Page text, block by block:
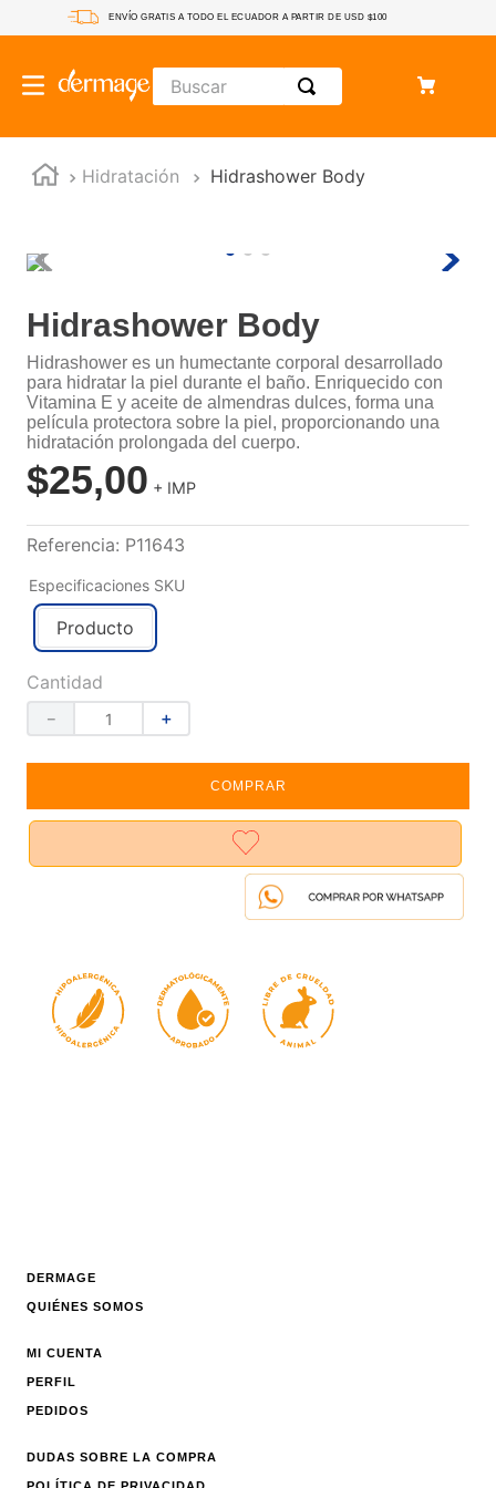
ENVÍO GRATIS A TODO EL ECUADOR A PARTIR DE USD $100
Buscar
Hidratación Hidrashower Body
Hidrashower Body
Hidrashower es un humectante corporal desarrollado
para hidratar la piel durante el baño. Enriquecido con
Vitamina E y aceite de almendras dulces, forma una
película protectora sobre la piel, proporcionando una
hidratación prolongada del cuerpo.
$25,00 + IMP
Referencia: P11643
Especificaciones SKU
Producto
Cantidad
＋
－
COMPRAR
DERMAGE
QUIÉNES SOMOS
MI CUENTA
PERFIL
PEDIDOS
DUDAS SOBRE LA COMPRA